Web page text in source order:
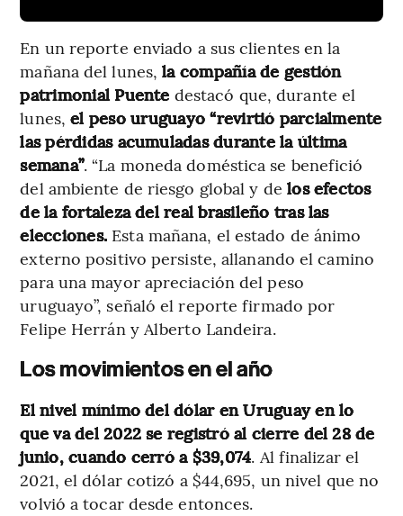
En un reporte enviado a sus clientes en la
mañana del lunes,la compañía de gestión
patrimonial Puente destacó que, durante el
lunes, el peso uruguayo “revirtió parcialmente
las pérdidas acumuladas durante la última
semana”. “La moneda doméstica se benefició
del ambiente de riesgo global y de los efectos
de la fortaleza del real brasileño tras las
elecciones. Esta mañana, el estado de ánimo
externo positivo persiste, allanando el camino
para una mayor apreciación del peso
uruguayo”, señaló el reporte firmado por
Felipe Herrán y Alberto Landeira.
Los movimientos en el año
El nivel mínimo del dólar en Uruguay en lo
que va del 2022 se registró al cierre del 28 de
junio, cuando cerró a $39,074. Al finalizar el
2021, el dólar cotizó a $44,695, un nivel que no
volvió a tocar desde entonces.